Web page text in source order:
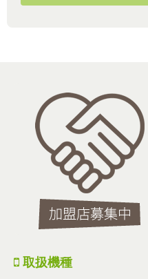
取扱機種